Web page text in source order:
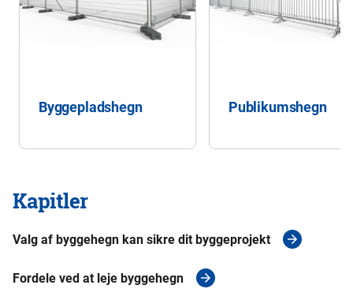
Byggepladshegn Publikumshegn
Kapitler
Valg af byggehegn kan sikre dit byggeprojekt
Fordele ved at leje byggehegn